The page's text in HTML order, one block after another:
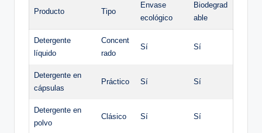
Producto Tipo
Envase
ecológico
Biodegrad
able
Detergente
líquido
Concent
rado
Sí Sí
Detergente en
cápsulas
Práctico Sí Sí
Detergente en
polvo
Clásico Sí Sí